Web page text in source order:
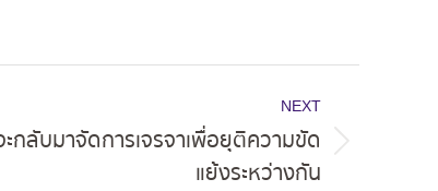
NEXT
กลับมาจัดการเจรจาเพื่อยุติความขัด
แย้งระหว่างกัน